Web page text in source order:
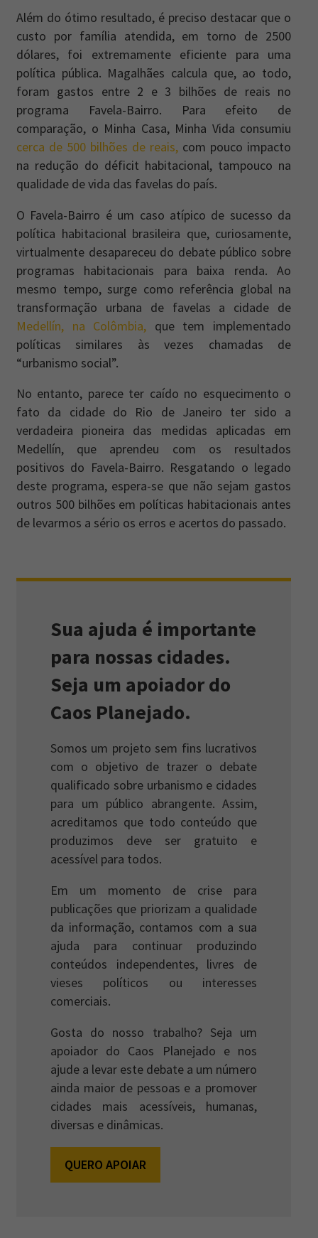
Além do ótimo resultado, é preciso destacar que o
custo por família atendida, em torno de 2500
dólares, foi extremamente eficiente para uma
política pública. Magalhães calcula que, ao todo,
foram gastos entre 2 e 3 bilhões de reais no
programa Favela-Bairro. Para efeito de
comparação, o Minha Casa, Minha Vida consumiu
cerca de 500 bilhões de reais, com pouco impacto
na redução do déficit habitacional, tampouco na
qualidade de vida das favelas do país.
O Favela-Bairro é um caso atípico de sucesso da
política habitacional brasileira que, curiosamente,
virtualmente desapareceu do debate público sobre
programas habitacionais para baixa renda. Ao
mesmo tempo, surge como referência global na
transformação urbana de favelas a cidade de
Medellín, na Colômbia, que tem implementado
políticas similares às vezes chamadas de
“urbanismo social”.
No entanto, parece ter caído no esquecimento o
fato da cidade do Rio de Janeiro ter sido a
verdadeira pioneira das medidas aplicadas em
Medellín, que aprendeu com os resultados
positivos do Favela-Bairro. Resgatando o legado
deste programa, espera-se que não sejam gastos
outros 500 bilhões em políticas habitacionais antes
de levarmos a sério os erros e acertos do passado.
Sua ajuda é importante
para nossas cidades.
Seja um apoiador do
Caos Planejado.
Somos um projeto sem fins lucrativos
com o objetivo de trazer o debate
qualificado sobre urbanismo e cidades
para um público abrangente. Assim,
acreditamos que todo conteúdo que
produzimos deve ser gratuito e
acessível para todos.
Em um momento de crise para
publicações que priorizam a qualidade
da informação, contamos com a sua
ajuda para continuar produzindo
conteúdos independentes, livres de
vieses políticos ou interesses
comerciais.
Gosta do nosso trabalho? Seja um
apoiador do Caos Planejado e nos
ajude a levar este debate a um número
ainda maior de pessoas e a promover
cidades mais acessíveis, humanas,
diversas e dinâmicas.
QUERO APOIAR